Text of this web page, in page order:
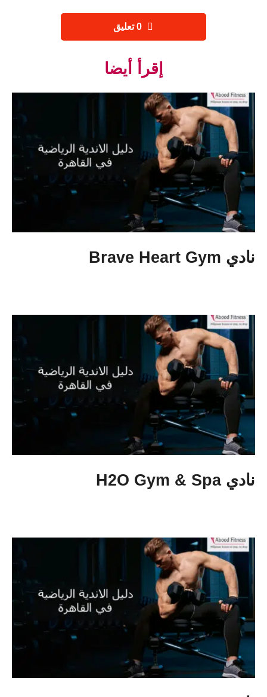
إقرأ أيضا
نادي Brave Heart Gym
نادي H2O Gym & Spa